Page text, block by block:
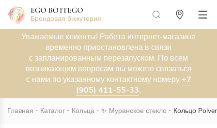
Брендовая бижутерия
Уважаемые клиенты! Работа интернет-магазина
временно приостановлена в связи
с запланированным перезапуском. По всем
возникающим вопросам вы можете связаться
с нами по указанному контактному номеру +7
(905) 411-55-33.
Главная Каталог Кольца ✨ Муранское стекло Кольцо